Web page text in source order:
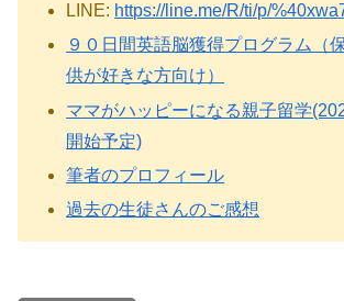
LINE: https://line.me/R/ti/p/
９０日間英語脳獲得プログラム（
供が好きな方向け）
ママがハッピーになる親子留学
開始予定)
筆者のプロフィール
過去の生徒さんのご感想